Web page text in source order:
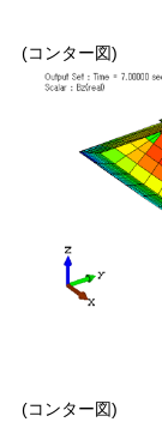
図10.ケ
(コンター図)
図11.ケ
(コンター図)